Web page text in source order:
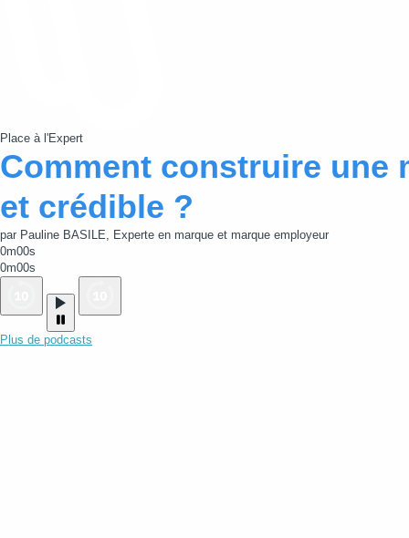
Place à l'Expert
Comment construire une
et crédible ?
par Pauline BASILE, Experte en marque et marque employeur
0m00s
0m00s
Plus de podcasts